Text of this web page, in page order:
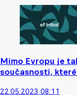
Mimo Evropu je
současnosti,
22.05.2023 08:11